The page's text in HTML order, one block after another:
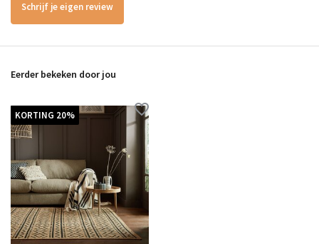
Schrijf je eigen review
Eerder bekeken door jou
KORTING 20%